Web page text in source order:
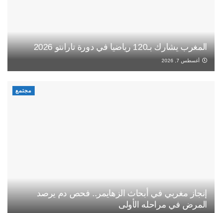
المغرب يشارك بـ120 رياضيا في دورة تارانتو 2026
أغسطس 7, 2026
مجتمع
إنجاز مغربي في أبحاث الزهايمر.. فحص دم يرصد
المرض في مراحله الأولى